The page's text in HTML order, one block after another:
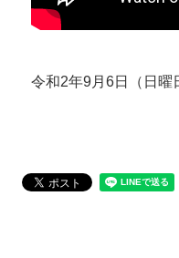
令和2年9月6日（日曜